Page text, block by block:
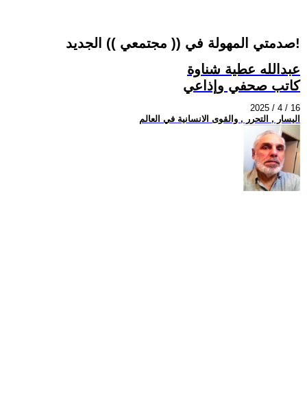
صدمتي المهولة في (( مجتمعي )) الجديد!
عبدالله عطية شناوة
كاتب صحفي وإذاعي
2025 / 4 / 16
اليسار , التحرر , والقوى الانسانية في العالم